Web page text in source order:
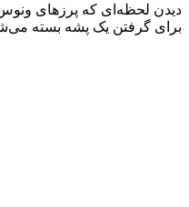
دیدن لحظه‌ای که پرزهای
برای گرفتن یک پشه بسته